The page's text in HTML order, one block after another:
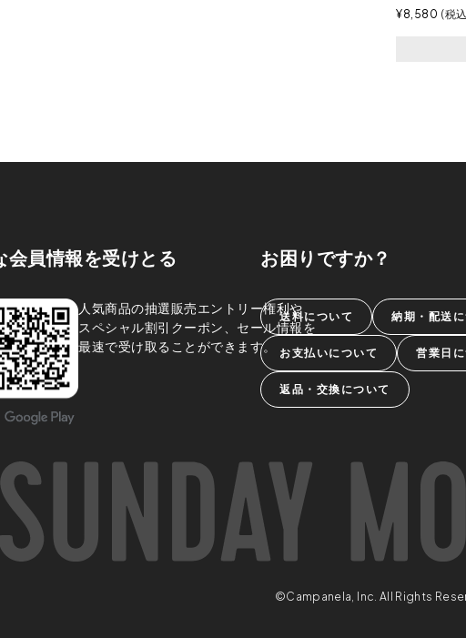
¥8,580 税込
会員情報を受けとる
人気商品の抽選販売エントリー権利や、
スペシャル割引クーポン、セール情報を
最速で受け取ることができます。
お困りですか？
送料について 納期・配送
お支払いについて 営業日
返品・交換について
©Campanela, Inc. All Rights